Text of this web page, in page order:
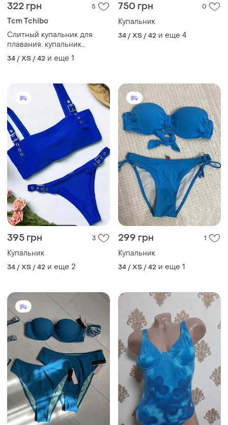
322 грн 5
Tcm Tchibo
Слитный купальник для
плавания. купальник
цельный. купальник в
бассейн. спортивный
спортивный купальник в
34 / XS / 42 и еще 1
750 грн 0
Купальник
34 / XS / 42 и еще 4
395 грн 3
Купальник
34 / XS / 42 и еще 2
299 грн 1
Купальник
34 / XS / 42 и еще 1